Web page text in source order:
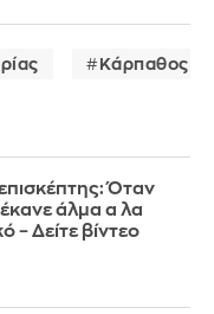
Κάρπαθος
Όταν
άλμα α λα
– Δείτε βίντεο